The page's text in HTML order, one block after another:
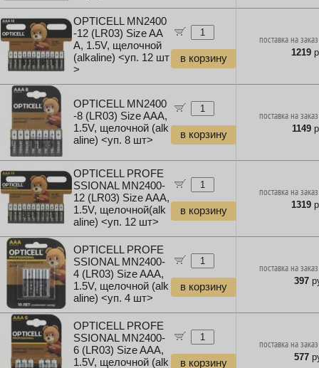
OPTICELL MN2400
-12 (LR03) Size AA
A, 1.5V, щелочной
(alkaline) <уп. 12 шт
>
в корзину
поставка на
1219
OPTICELL MN2400
-8 (LR03) Size AAA,
1.5V, щелочной (alk
aline) <уп. 8 шт>
в корзину
поставка на
1149
OPTICELL PROFE
SSIONAL MN2400-
12 (LR03) Size AAA,
1.5V, щелочной(alk
aline) <уп. 12 шт>
в корзину
поставка на
1319
OPTICELL PROFE
SSIONAL MN2400-
4 (LR03) Size AAA,
1.5V, щелочной (alk
aline) <уп. 4 шт>
в корзину
поставка на
397
OPTICELL PROFE
SSIONAL MN2400-
6 (LR03) Size AAA,
1.5V, щелочной (alk
в корзину
поставка на
577